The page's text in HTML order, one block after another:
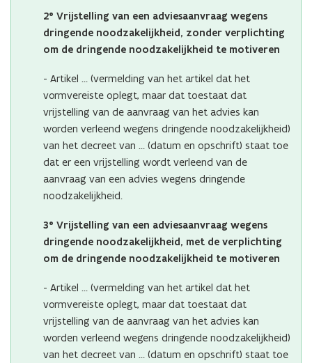
2° Vrijstelling van een adviesaanvraag wegens
dringende noodzakelijkheid, zonder verplichting
om de dringende noodzakelijkheid te motiveren
- Artikel … (vermelding van het artikel dat het
vormvereiste oplegt, maar dat toestaat dat
vrijstelling van de aanvraag van het advies kan
worden verleend wegens dringende noodzakelijkheid)
van het decreet van … (datum en opschrift) staat toe
dat er een vrijstelling wordt verleend van de
aanvraag van een advies wegens dringende
noodzakelijkheid.
3° Vrijstelling van een adviesaanvraag wegens
dringende noodzakelijkheid, met de verplichting
om de dringende noodzakelijkheid te motiveren
- Artikel … (vermelding van het artikel dat het
vormvereiste oplegt, maar dat toestaat dat
vrijstelling van de aanvraag van het advies kan
worden verleend wegens dringende noodzakelijkheid)
van het decreet van … (datum en opschrift) staat toe